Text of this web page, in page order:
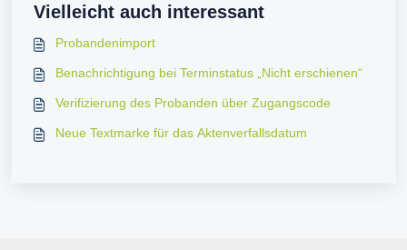
Vielleicht auch interessant
Probandenimport
Benachrichtigung bei Terminstatus „Nicht erschienen“
Verifizierung des Probanden über Zugangscode
Neue Textmarke für das Aktenverfallsdatum